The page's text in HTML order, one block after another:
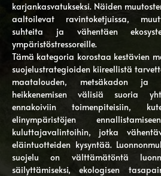
karjankasvatukseksi. Näiden
aaltoilevat ravintoketjuissa,
suhteita ja vähentäen
ympäristöstressoreille.
Tämä kategoria korostaa kestävien
suojelustrategioiden kiireellistä
maatalouden, metsäkadon ja
heikkenemisen välisiä suoria
ennakoiviin toimenpiteisiin,
elinympäristöjen
kuluttajavalintoihin, jotka
eläintuotteiden kysyntää.
suojelu on välttämätöntä
säilyttämiseksi, ekologisen